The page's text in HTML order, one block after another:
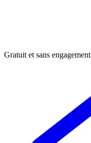
Gratuit et sans engagement